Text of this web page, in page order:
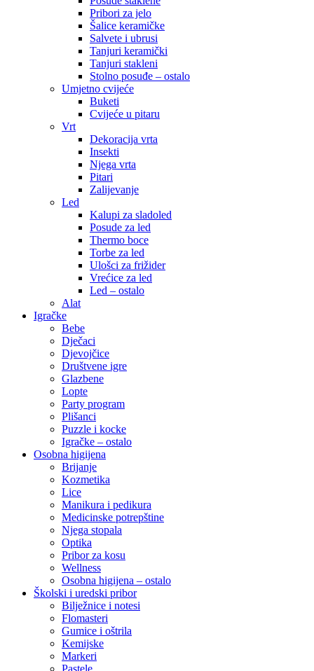
Pribori za jelo
Šalice keramičke
Salvete i ubrusi
Tanjuri keramički
Tanjuri stakleni
Stolno posuđe – ostalo
Umjetno cvijeće
Buketi
Cvijeće u pitaru
Vrt
Dekoracija vrta
Insekti
Njega vrta
Pitari
Zalijevanje
Led
Kalupi za sladoled
Posude za led
Thermo boce
Torbe za led
Ulošci za frižider
Vrećice za led
Led – ostalo
Alat
Igračke
Bebe
Dječaci
Djevojčice
Društvene igre
Glazbene
Lopte
Party program
Plišanci
Puzzle i kocke
Igračke – ostalo
Osobna higijena
Brijanje
Kozmetika
Lice
Manikura i pedikura
Medicinske potrepštine
Njega stopala
Optika
Pribor za kosu
Wellness
Osobna higijena – ostalo
Školski i uredski pribor
Bilježnice i notesi
Flomasteri
Gumice i oštrila
Kemijske
Markeri
Pastele